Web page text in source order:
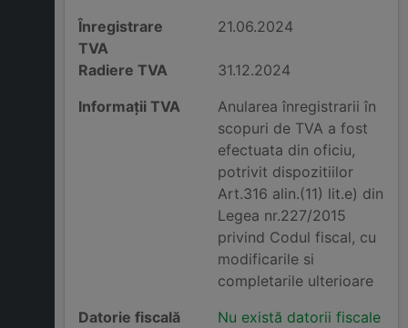
Înregistrare
TVA
21.06.2024
Radiere TVA
31.12.2024
Informații TVA
Anularea înregistrarii în
scopuri de TVA a fost
efectuata din oficiu,
potrivit dispozitiilor
Art.316 alin.(11) lit.e) din
Legea nr.227/2015
privind Codul fiscal, cu
modificarile si
completarile ulterioare
Datorie fiscală
Nu există datorii fiscale